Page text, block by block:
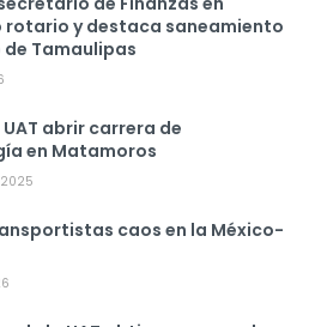
rotario y destaca saneamiento
Tamaulipas
abrir carrera de
en Matamoros
2025
caos en la México-